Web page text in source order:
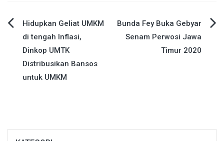
Navigasi
pos
Hidupkan Geliat UMKM
di tengah Inflasi,
Dinkop UMTK
Distribusikan Bansos
untuk UMKM
Bunda Fey Buka Gebyar
Senam Perwosi Jawa
Timur 2020